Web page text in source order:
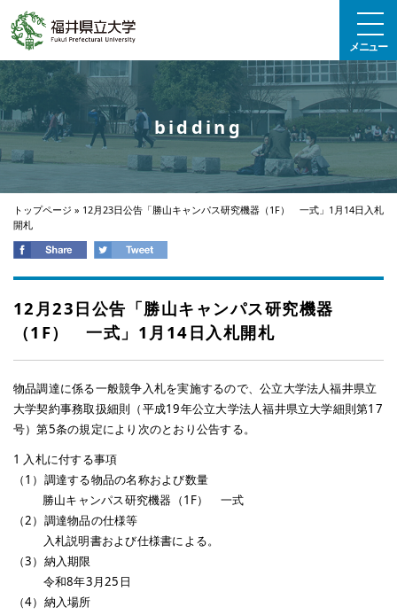
メニュー
bidding
トップページ » 12月23日公告「勝山キャンパス研究機器（1F） 一式」1月14日入札
開札
12月23日公告「勝山キャンパス研究機器
（1F） 一式」1月14日入札開札
物品調達に係る一般競争入札を実施するので、公立大学法人福井県立
大学契約事務取扱細則（平成19年公立大学法人福井県立大学細則第17
号）第5条の規定により次のとおり公告する。
1 入札に付する事項
（1）調達する物品の名称および数量
勝山キャンパス研究機器（1F） 一式
（2）調達物品の仕様等
入札説明書および仕様書による。
（3）納入期限
令和8年3月25日
（4）納入場所